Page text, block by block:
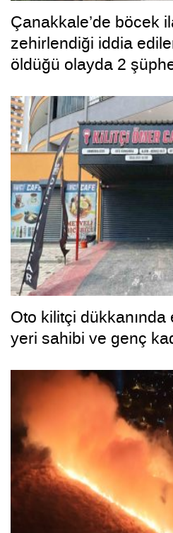
Çanakkale’de böcek
zehirlendiği iddia
öldüğü olayda 2
Oto kilitçi
yeri sahibi ve genç